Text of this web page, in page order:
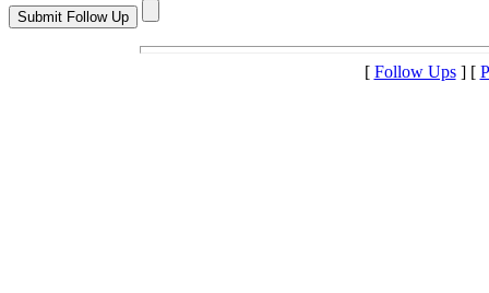
[ Follow Ups] [